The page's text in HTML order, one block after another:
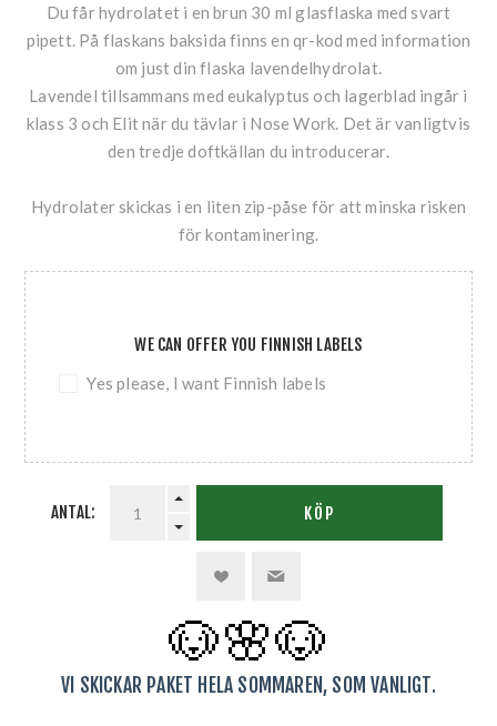
Du får hydrolatet i en brun 30 ml glasflaska med svart
pipett. På flaskans baksida finns en qr-kod med information
om just din flaska lavendelhydrolat.
Lavendel tillsammans med eukalyptus och lagerblad ingår i
klass 3 och Elit när du tävlar i Nose Work. Det är vanligtvis
den tredje doftkällan du introducerar.
Hydrolater skickas i en liten zip-påse för att minska risken
för kontaminering.
WE CAN OFFER YOU FINNISH LABELS
Yes please, I want Finnish labels
ANTAL: KÖP
🐶🌸🐶
VI SKICKAR PAKET HELA SOMMAREN, SOM VANLIGT.